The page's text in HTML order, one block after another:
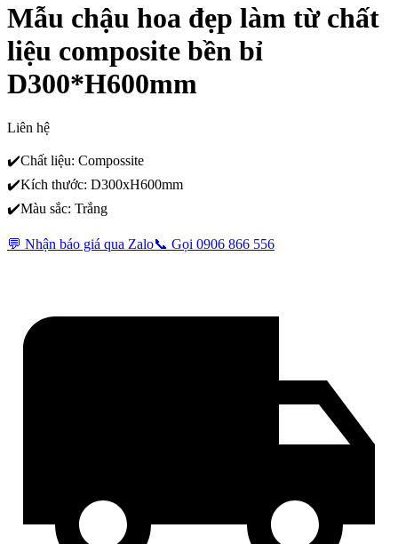
Mẫu chậu hoa đẹp làm từ chất
liệu composite bền bỉ
D300*H600mm
Liên hệ
✔️Chất liệu: Compossite
✔️Kích thước: D300xH600mm
✔️Màu sắc: Trắng
💬 Nhận báo giá qua Zalo📞 Gọi 0906 866 556